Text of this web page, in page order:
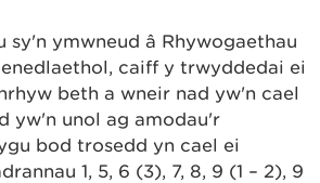
sy'n ymwneud â Rhywogaethau
caiff y trwyddedai ei
beth a wneir nad yw'n cael
yw'n unol ag amodau'r
bod trosedd yn cael ei
1, 5, 6 (3), 7, 8, 9 (1 – 2), 9